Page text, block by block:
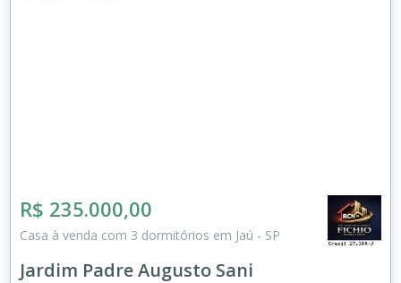
R$ 235.000,00
Casa à venda com 3 dormitórios em Jaú - SP
Jardim Padre Augusto Sani